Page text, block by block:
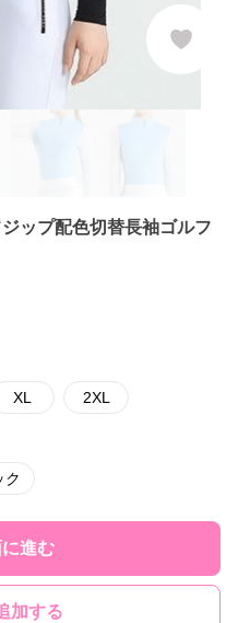
ップ配色切替長袖ゴルフ
XL 2XL
ク
進む
加する